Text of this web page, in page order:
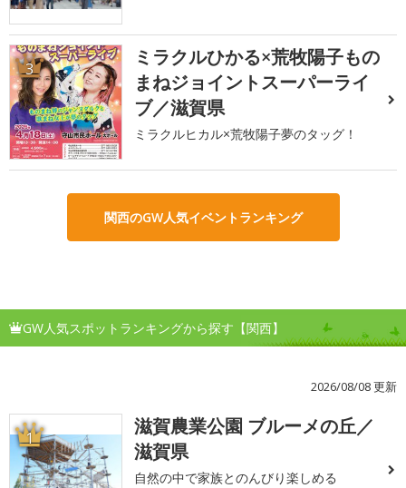
3
ミラクルひかる×荒牧陽子もの
まねジョイントスーパーライ
ブ／滋賀県
ミラクルヒカル×荒牧陽子夢のタッグ！
関西のGW人気イベントランキング
GW人気スポットランキングから探す【関西】
2026/08/08 更新
1
滋賀農業公園 ブルーメの丘／
滋賀県
自然の中で家族とのんびり楽しめる